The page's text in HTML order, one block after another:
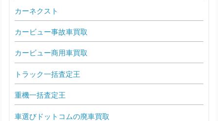
カーネクスト
カービュー事故車買取
カービュー商用車買取
トラック一括査定王
重機一括査定王
車選びドットコムの廃車買取